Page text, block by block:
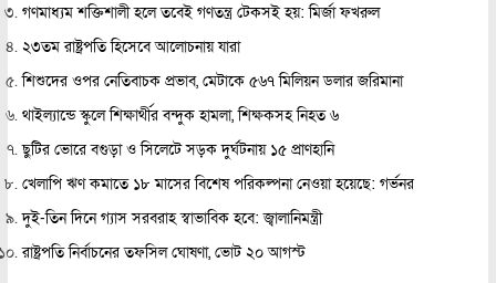
গণমাধ্যম শক্তিশালী হলে তবেই গণতন্ত্র টেকসই হয়: মির্জা ফখরুল
২৩তম রাষ্ট্রপতি হিসেবে আলোচনায় যারা
শিশুদের ওপর নেতিবাচক প্রভাব, মেটাকে ৫৬৭ মিলিয়ন ডলার জরিমানা
থাইল্যান্ডে স্কুলে শিক্ষার্থীর বন্দুক হামলা, শিক্ষকসহ নিহত ৬
ছুটির ভোরে বগুড়া ও সিলেটে সড়ক দুর্ঘটনায় ১৫ প্রাণহানি
খেলাপি ঋণ কমাতে ১৮ মাসের বিশেষ পরিকল্পনা নেওয়া হয়েছে: গর্ভনর
দুই-তিন দিনে গ্যাস সরবরাহ স্বাভাবিক হবে: জ্বালানিমন্ত্রী
রাষ্ট্রপতি নির্বাচনের তফসিল ঘোষণা, ভোট ২০ আগস্ট